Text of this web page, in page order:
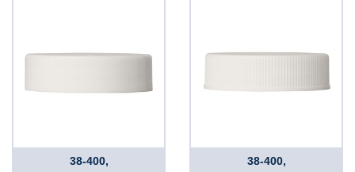
38-400,
38-400,